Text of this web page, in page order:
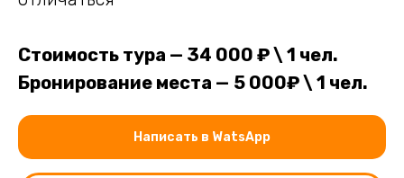
Стоимость тура — 34 000 ₽ \ 1 чел.
Бронирование места — 5 000₽ \ 1 чел.
Написать в WatsApp